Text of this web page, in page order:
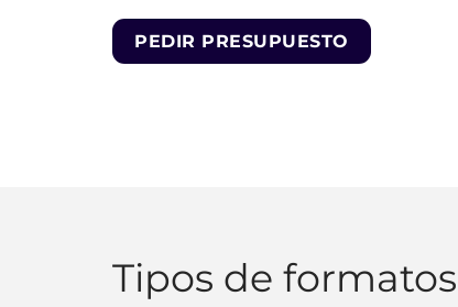
PEDIR PRESUPUESTO
Tipos de